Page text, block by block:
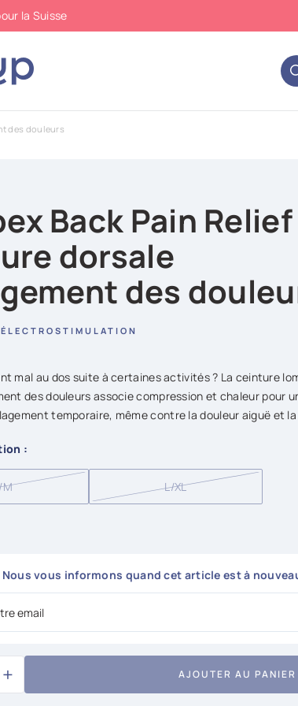
la Suisse
des douleurs
Back Pain
dorsale
des
mal au dos suite à certaines activités ? La ceinture
des douleurs associe compression et chaleur pour
temporaire, même contre la douleur aiguë et
:
M L/XL
Nous vous informons quand cet article est à
+ AJOUTER AU PANIER